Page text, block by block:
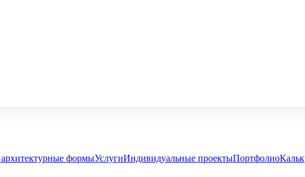
формыУслугиИндивидуальные проектыПортфолио